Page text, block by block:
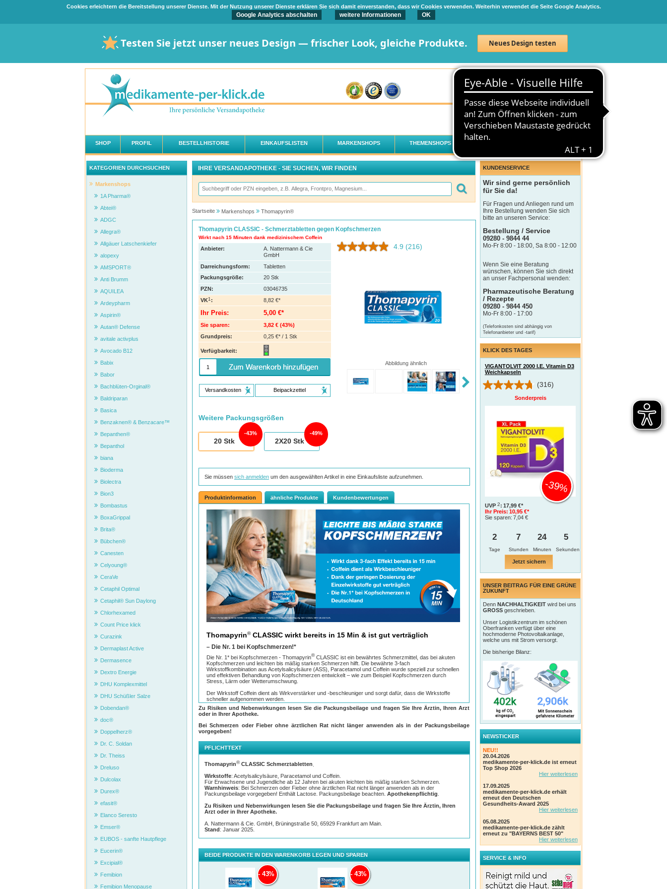
Cookies erleichtern die Bereitstellung unserer Dienste. Mit der Nutzung unserer Dienste erklären Sie sich damit einverstanden, dass wir Cookies verwenden. Weiterhin verwendet die Seite Google Analytics.
Google Analytics abschalten weitere Informationen OK
Testen Sie jetzt unser neues Design — frischer Look, gleiche Produkte. Neues Design testen
Neuanmeldung Anmelden
0 Artikel 0,00 €
SHOP PROFIL BESTELLHISTORIE EINKAUFSLISTEN MARKENSHOPS THEMENSHOPS
IHRE VERSANDAPOTHEKE - SIE SUCHEN, WIR FINDEN
Startseite Markenshops Thomapyrin®
Thomapyrin CLASSIC - Schmerztabletten gegen Kopfschmerzen
Wirkt nach 15 Minuten dank medizinischem Coffein
4.9 (216)
Abbildung ähnlich
Anbieter:
A. Nattermann & Cie
GmbH
Darreichungsform:
Tabletten
Packungsgröße:
20 Stk
PZN:
03046735
VK1: 8,82 €*
Ihr Preis: 5,00 €*
Sie sparen: 3,82 € (43%)
Grundpreis:
0,25 €* / 1 Stk
Verfügbarkeit:
Zum Warenkorb hinzufügen
Versandkosten Beipackzettel
Weitere Packungsgrößen
20Stk
43%
2X20 Stk
49%
Sie müssen sich anmeldenum den ausgewählten Artikel in eine Einkaufsliste aufzunehmen.
Produktinformation ähnliche Produkte Kundenbewertungen
Thomapyrin®CLASSIC wirkt bereits in 15 Min & ist gut verträglich
– Die Nr. 1 bei Kopfschmerzen!*
Die Nr. 1* bei Kopfschmerzen - Thomapyrin®CLASSIC ist ein bewährtes Schmerzmittel, das bei akuten
Kopfschmerzen und leichten bis mäßig starken Schmerzen hilft. Die bewährte 3-fach
Wirkstoffkombination aus Acetylsalicylsäure (ASS), Paracetamol und Coffein wurde speziell zur schnellen
und effektiven Behandlung von Kopfschmerzen entwickelt – wie zum Beispiel Kopfschmerzen durch
Stress, Lärm oder Wetterumschwung.
Der Wirkstoff Coffein dient als Wirkverstärker und -beschleuniger und sorgt dafür, dass die Wirkstoffe
schneller aufgenommen werden.
Thomapyrin®CLASSIC wirkt bereits in 15 Minuten & ist gut verträglich – bei bestimmungsgemäßer
Anwendung spüren Sie schnell Linderung, damit Sie Ihren Tag unbeschwert fortsetzen können.
Schnell & gut verträglich dank 3-fach Effekt
Der in Thomapyrin®CLASSIC enthaltene Wirkstoff Acetylsalicylsäure (ASS) und Paracetamol wirken
schmerzlindernd und verstärken sich gegenseitig. Coffein dient als Wirkverstärker und -beschleuniger.
Diese drei Wirkstoffe ergänzen sich optimal in ihrer Wirkung – für eine schnelle Schmerzlinderung.
®
Zu Risiken und Nebenwirkungen lesen Sie die Packungsbeilage und fragen Sie Ihre Ärztin, Ihren Arzt
oder in Ihrer Apotheke.
Bei Schmerzen oder Fieber ohne ärztlichen Rat nicht länger anwenden als in der Packungsbeilage
vorgegeben!
PFLICHTTEXT
Thomapyrin®CLASSIC Schmerztabletten
Wirkstoffe: Acetylsalicylsäure, Paracetamol und Coffein.
Für Erwachsene und Jugendliche ab 12 Jahren bei akuten leichten bis mäßig starken Schmerzen.
Warnhinweis: Bei Schmerzen oder Fieber ohne ärztlichen Rat nicht länger anwenden als in der
Packungsbeilage vorgegeben! Enthält Lactose. Packungsbeilage beachten. Apothekenpflichtig.
Zu Risiken und Nebenwirkungen lesen Sie die Packungsbeilage und fragen Sie Ihre Ärztin, Ihren
Arzt oder in Ihrer Apotheke.
A. Nattermann & Cie. GmbH, Brüningstraße 50, 65929 Frankfurt am Main.
Stand : Januar 2025.
BEIDE PRODUKTE IN DEN WARENKORB LEGEN UND SPAREN
43% 43%
KATEGORIEN DURCHSUCHEN
Markenshops
1A Pharma®
Abtei®
ADGC
Allegra®
Allgäuer Latschenkiefer
alopexy
AMSPORT®
Anti Brumm
AQUILEA
Ardeypharm
Aspirin®
Autan® Defense
avitale activplus
Avocado B12
Babix
Babor
Bachblüten-Orginal®
Baldriparan
Basica
Benzaknen® & Benzacare™
Bepanthen®
Bepanthol
biana
Bioderma
Biolectra
Bion3
Bombastus
BoxaGrippal
Brita®
Bübchen®
Canesten
Celyoung®
CeraVe
Cetaphil Optimal
Cetaphil® Sun Daylong
Chlorhexamed
Count Price klick
Curazink
Dermaplast Active
Dermasence
Dextro Energie
DHU Komplexmittel
DHU Schüßler Salze
Dobendan®
doc®
Doppelherz®
Dr. C. Soldan
Dr. Theiss
Dreluso
Dulcolax
Durex®
efasit®
Elanco Seresto
Emser®
EUBOS - sanfte Hautpflege
Eucerin®
Excipial®
Femibion
Femibion Menopause
KUNDENSERVICE
Wir sind gerne persönlich
für Sie da!
Für Fragen und Anliegen rund um
Ihre Bestellung wenden Sie sich
bitte an unseren Service:
Bestellung / Service
09280 - 9844 44
Mo-Fr 8:00 - 18:00, Sa 8:00 - 12:00
Wenn Sie eine Beratung
wünschen, können Sie sich direkt
an unser Fachpersonal wenden:
Pharmazeutische Beratung
/ Rezepte
09280 - 9844 450
Mo-Fr 8:00 - 17:00
(Telefonkosten sind abhängig von
Telefonanbieter und -tarif)
KLICK DES TAGES
VIGANTOLVIT 2000 I.E. Vitamin D3
Weichkapseln
(316)
Sonderpreis
UVP 2: 17,99 €*
Ihr Preis: 10,95 €*
Sie sparen: 7,04 €
-39%
2
Tage
7 24 5
Jetzt sichern
UNSER BEITRAG FÜR EINE GRÜNE
ZUKUNFT
Denn NACHHALTIGKEIT wird bei uns
GROSS geschrieben.
Unser Logistikzentrum im schönen
Oberfranken verfügt über eine
hochmoderne Photovoltaikanlage,
welche uns mit Strom versorgt.
Die bisherige Bilanz:
NEWSTICKER
NEU!!
20.04.2026
medikamente-per-klick.de ist erneut
Top Shop 2026
Hier weiterlesen
17.09.2025
medikamente-per-klick.de erhält
erneut den Deutschen
Gesundheits-Award 2025
Hier weiterlesen
05.08.2025
medikamente-per-klick.de zählt
erneut zu "BAYERNS BEST 50"
Hier weiterlesen
SERVICE & INFO